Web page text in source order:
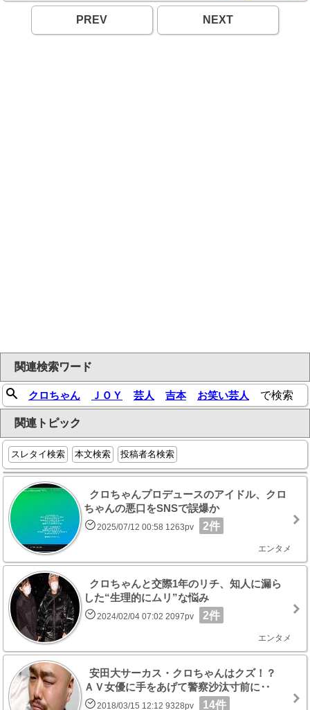
PREV NEXT
関連検索ワード
クロちゃん ＪＯＹ 芸人 吉本 お笑い芸人 で検索
関連トピック
スレタイ検索 本文検索 投稿者名検索
クロちゃんプロデュースのアイドル、クロ
ちゃんの悪口をSNSで誤爆か
2025/07/12 00:58 1263pv 2件
エンタメ
クロちゃんと交際1年のリチ、知人に漏ら
した“生理的にムリ”な悩み
2024/02/04 07:02 2097pv 2件
エンタメ
安田大サーカス・クロちゃんはクズ！？
ＡＶ女優に手をあげて警察沙汰寸前に‥
2018/03/15 12:12 9328pv 14件